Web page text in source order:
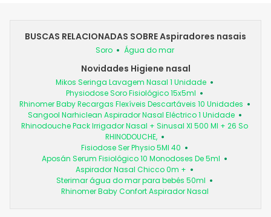
BUSCAS RELACIONADAS SOBRE Aspiradores nasais
Soro Água do mar
Novidades Higiene nasal
Mikos Seringa Lavagem Nasal 1 Unidade
Physiodose Soro Fisiológico 15x5ml
Rhinomer Baby Recargas Flexíveis Descartáveis 10 Unidades
Sangool Narhiclean Aspirador Nasal Eléctrico 1 Unidade
Rhinodouche Pack Irrigador Nasal + Sinusal Xl 500 Ml + 26 So
RHINODOUCHE,
Fisiodose Ser Physio 5Ml 40
Aposán Serum Fisiológico 10 Monodoses De 5ml
Aspirador Nasal Chicco 0m +
Sterimar água do mar para bebés 50ml
Rhinomer Baby Confort Aspirador Nasal